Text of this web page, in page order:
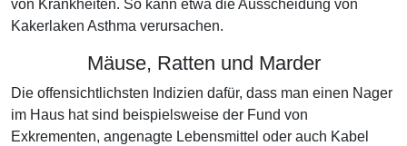
von Krankheiten. So kann etwa die Ausscheidung von
Kakerlaken Asthma verursachen.
Mäuse, Ratten und Marder
Die offensichtlichsten Indizien dafür, dass man einen Nager
im Haus hat sind beispielsweise der Fund von
Exkrementen, angenagte Lebensmittel oder auch Kabel